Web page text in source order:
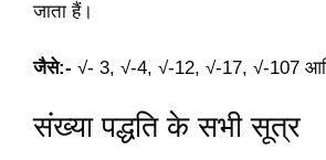
जाता हैं।
जैसे:- √- 3, √-4, √-12, √-17, √-107
संख्या पद्धति के सभी सूत्र